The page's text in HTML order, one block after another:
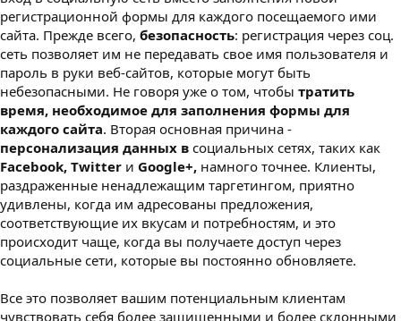
регистрационной формы для каждого посещаемого ими
сайта. Прежде всего, безопасность: регистрация через соц.
сеть позволяет им не передавать свое имя пользователя и
пароль в руки веб-сайтов, которые могут быть
небезопасными. Не говоря уже о том, чтобы тратить
время, необходимое для заполнения формы для
каждого сайта. Вторая основная причина -
персонализация данных в социальных сетях, таких как
Facebook, Twitter и Google+, намного точнее. Клиенты,
раздраженные ненадлежащим таргетингом, приятно
удивлены, когда им адресованы предложения,
соответствующие их вкусам и потребностям, и это
происходит чаще, когда вы получаете доступ через
социальные сети, которые вы постоянно обновляете.
Все это позволяет вашим потенциальным клиентам
чувствовать себя более защищенными и более склонными